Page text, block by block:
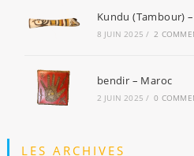
Kundu (Tambour)
8 JUIN 2025 / 2
bendir – Maroc
2 JUIN 2025 / 0
LES ARCHIVES